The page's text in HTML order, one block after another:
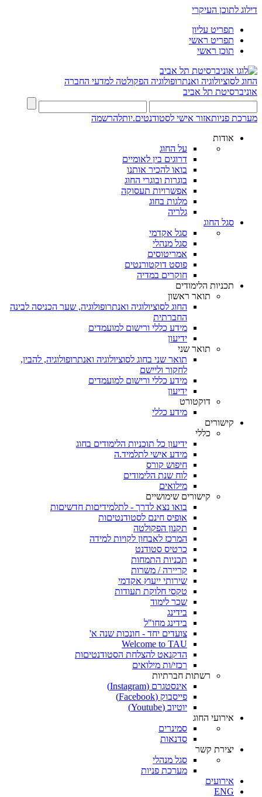
דילוג לתוכן העיקרי
תפריט עליון
תפריט ראשי
תוכן ראשי
החוג לסוציולוגיה ואנתרופולוגיה הפקולטה למדעי החברה
אוניברסיטת תל אביב
מערכת פניותאזור אישי לסטודנטים.יותלהרשמה
אודות
על החוג
דרוגים בין לאומיים
בואו להכיר אותנו
בוגרות ובוגרי החוג
אפשרויות תעסוקה
מלגות בחוג
גלריה
סגל החוג
סגל אקדמי
סגל מנהלי
אמריטוסים
פוסט דוקטורנטים
חוקרים במדיה
תכניות הלימודים
תואר ראשון
החוג לסוציולוגיה ואנתרופולוגיה, שער הכניסה לבינה
החברתית
מידע כללי ורישום למועמדים
ידיעון
תואר שני
תואר שני בחוג לסוציולוגיה ואנתרופולוגיה, להבין,
לחקור וליישם
מידע כללי ורישום למועמדים
ידיעון
דוקטורט
מידע כללי
קישורים
כללי
ידיעון כל תוכניות הלימודים בחוג
מידע אישי לתלמיד.ה
חיפוש קורס
לוח שנת הלימודים
מילואים
קישורים שימושיים
בואו נצא לדרך - לתלמידיםות חדשיםות
אופיס חינם לסטודנטיםות
תקנון הפקולטה
המרכז לאבחון לקויות למידה
כרטיס סטודנט
תכניות התמחות
קריירה / משרות
שירותי ייעוץ אקדמי
טקסי חלוקת תעודות
שכר לימוד
בידינג
בידינג מחו"ל
צועדים יחד - חונכות שנה א'
Welcome to TAU
הדקנאט להצלחת הסטודנטיםות
רכזי/ות מילואים
רשתות חברתיות
אינסטגרם (Instagram)
פייסבוק (Facebook)
יוטיוב (Youtube)
אירועי החוג
סמינרים
סדנאות
יצירת קשר
סגל מנהלי
מערכת פניות
אירועים
ENG